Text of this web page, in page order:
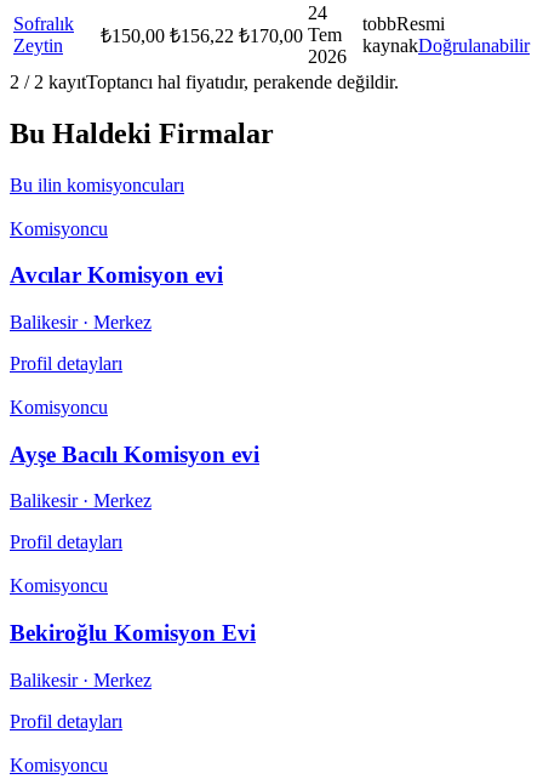
Sofralık
Zeytin
₺150,00 ₺156,22 ₺170,00
24
Tem
2026
tobbResmi
kaynakDoğrulanabilir
2 / 2 kayıtToptancı hal fiyatıdır, perakende değildir.
Bu Haldeki Firmalar
Bu ilin komisyoncuları
Komisyoncu
Avcılar Komisyon evi
Balikesir· Merkez
Profil detayları
Komisyoncu
Ayşe Bacılı Komisyon evi
Balikesir· Merkez
Profil detayları
Komisyoncu
Bekiroğlu Komisyon Evi
Balikesir· Merkez
Profil detayları
Komisyoncu